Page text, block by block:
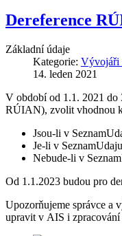
Dereference
Základní údaje
Kategorie: Vývojáři
14. leden 2021
V období od 1.1. 2021 do
RÚIAN), zvolit vhodnou
Jsou-li v
Je-li v
Nebude-li v
Od 1.1.2023 budou pro
Upozorňujeme správce a
upravit v AIS i zpracování